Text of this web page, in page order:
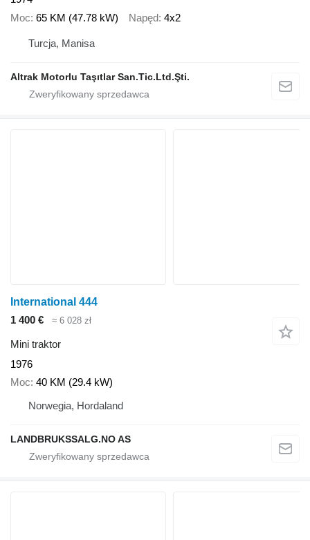
Moc 65 KM (47.78 kW) Napęd 4x2
Turcja, Manisa
Altrak Motorlu Taşıtlar San.Tic.Ltd.Şti.
International 444
1 400 €
≈ 6 028 zł
Mini traktor
1976
Moc 40 KM (29.4 kW)
Norwegia, Hordaland
LANDBRUKSSALG.NO AS